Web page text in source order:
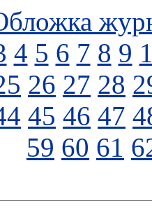
4 5 6 7 8 9
26 27 28
45 46 47
59 60 61